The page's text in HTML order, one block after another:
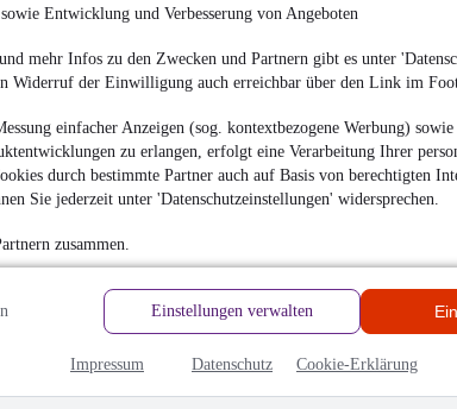
Entwicklung und Verbesserung von Angeboten
mehr Infos zu den Zwecken und Partnern gibt es unter
Widerruf der Einwilligung auch erreichbar über den Link im
einfacher Anzeigen (sog. kontextbezogene Werbung)
zu erlangen, erfolgt eine Verarbeitung Ihrer
durch bestimmte Partner auch auf Basis von berechtigten
Sie jederzeit unter 'Datenschutzeinstellungen' widersprechen.
zusammen.
Einstellungen verwalten
Impressum Datenschutz Cookie-Erklärung